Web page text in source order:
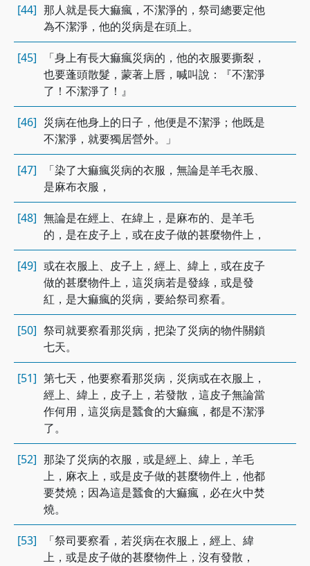
[44] 那人就是長大痲瘋，不潔淨的，祭司總要定他
為不潔淨，他的災病是在頭上。
[45]
「身上有長大痲瘋災病的，他的衣服要撕裂，
也要蓬頭散髮，蒙著上唇，喊叫說：『不潔淨
了！不潔淨了！』
[46] 災病在他身上的日子，他便是不潔淨；他既是
不潔淨，就要獨居營外。」
[47]
「染了大痲瘋災病的衣服，無論是羊毛衣服、
是麻布衣服，
[48] 無論是在經上、在緯上，是麻布的、是羊毛
的，是在皮子上，或在皮子做的甚麼物件上，
[49] 或在衣服上、皮子上，經上、緯上，或在皮子
做的甚麼物件上，這災病若是發綠，或是發
紅，是大痲瘋的災病，要給祭司察看。
[50] 祭司就要察看那災病，把染了災病的物件關鎖
七天。
[51] 第七天，他要察看那災病，災病或在衣服上，
經上、緯上，皮子上，若發散，這皮子無論當
作何用，這災病是蠶食的大痲瘋，都是不潔淨
了。
[52] 那染了災病的衣服，或是經上、緯上，羊毛
上，麻衣上，或是皮子做的甚麼物件上，他都
要焚燒；因為這是蠶食的大痲瘋，必在火中焚
燒。
[53]
「祭司要察看，若災病在衣服上，經上、緯
上，或是皮子做的甚麼物件上，沒有發散，